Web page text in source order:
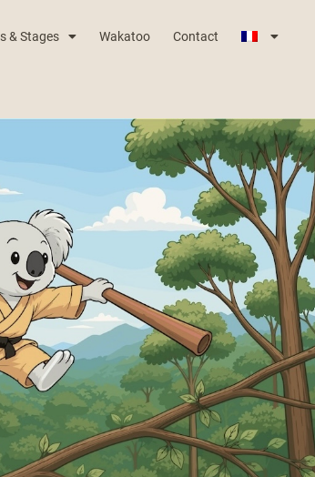
& Stages Wakatoo Contact